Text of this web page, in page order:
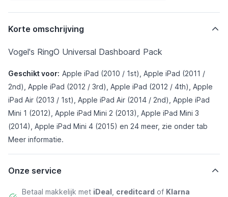
Korte omschrijving
Vogel's RingO Universal Dashboard Pack
Geschikt voor: Apple iPad (2010 / 1st), Apple iPad (2011 /
2nd), Apple iPad (2012 / 3rd), Apple iPad (2012 / 4th), Apple
iPad Air (2013 / 1st), Apple iPad Air (2014 / 2nd), Apple iPad
Mini 1 (2012), Apple iPad Mini 2 (2013), Apple iPad Mini 3
(2014), Apple iPad Mini 4 (2015) en 24 meer, zie onder tab
Meer informatie.
Onze service
Betaal makkelijk met iDeal creditcard of Klarna